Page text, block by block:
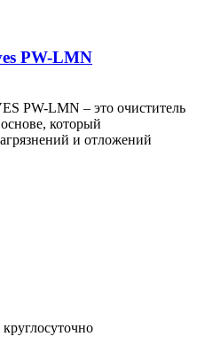
PW-LMN
PW-LMN – это очиститель
который
и отложений